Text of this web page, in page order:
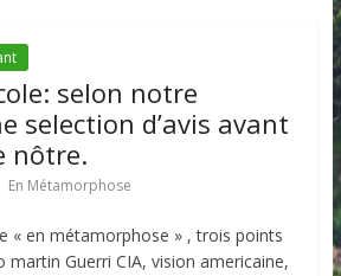
selon notre
selection d’avis avant
nôtre.
En Métamorphose
« en métamorphose » , trois points
martin Guerri CIA, vision americaine,